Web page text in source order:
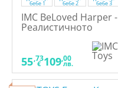
IMC BeLoved Harper -
Реалистичното
55,73
€ 109,00
лв.